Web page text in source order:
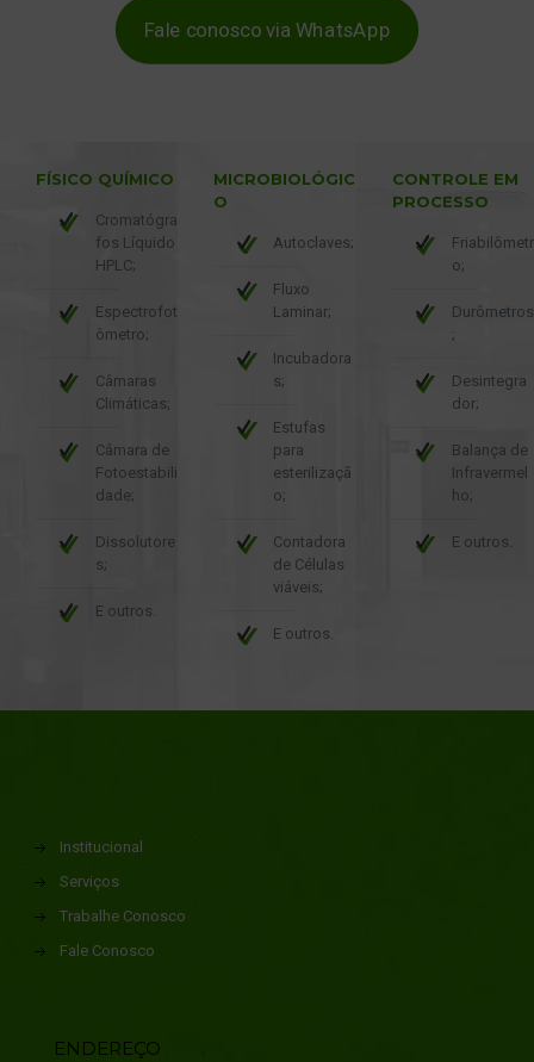
Fale conosco via WhatsApp
FÍSICO QUÍMICO
Cromatógra
fos Líquido
HPLC;
Espectrofot
ômetro;
Câmaras
Climáticas;
Câmara de
Fotoestabili
dade;
Dissolutore
s;
E outros.
MICROBIOLÓGIC
O
Autoclaves;
Fluxo
Laminar;
Incubadora
s;
Estufas
para
esterilizaçã
o;
Contadora
de Células
viáveis;
E outros.
CONTROLE EM
PROCESSO
Friabilômetr
o;
Durômetros
;
Desintegra
dor;
Balança de
Infravermel
ho;
E outros.
Institucional
Serviços
Trabalhe Conosco
Fale Conosco
ENDEREÇO